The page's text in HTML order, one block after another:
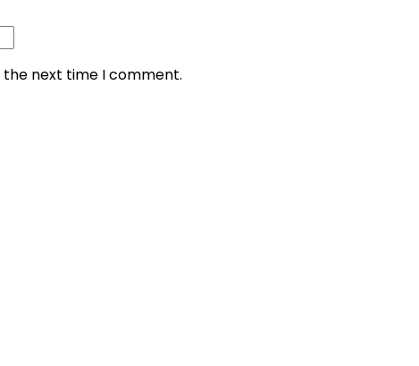
the next time I comment.